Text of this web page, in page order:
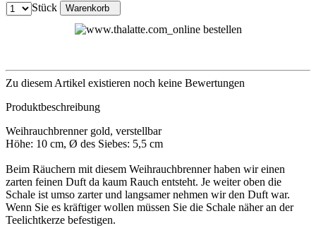
Stück Warenkorb
Zu diesem Artikel existieren noch keine Bewertungen
Produktbeschreibung
Weihrauchbrenner gold, verstellbar
Höhe: 10 cm, Ø des Siebes: 5,5 cm
Beim Räuchern mit diesem Weihrauchbrenner haben wir einen
zarten feinen Duft da kaum Rauch entsteht. Je weiter oben die
Schale ist umso zarter und langsamer nehmen wir den Duft war.
Wenn Sie es kräftiger wollen müssen Sie die Schale näher an der
Teelichtkerze befestigen.